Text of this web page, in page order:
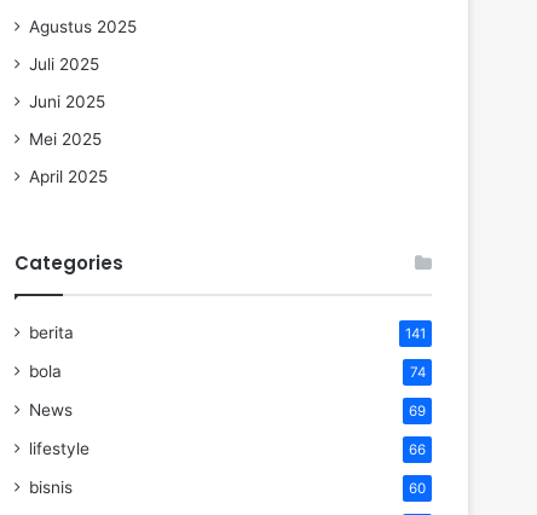
Agustus 2025
Juli 2025
Juni 2025
Mei 2025
April 2025
Categories
berita 141
bola 74
News 69
lifestyle 66
bisnis 60